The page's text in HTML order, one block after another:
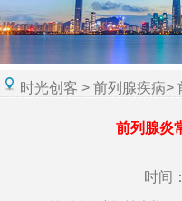
时光创客 >前列腺疾病>
前列腺炎
时间